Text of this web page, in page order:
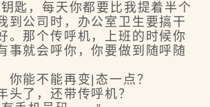
，每天你都要比我提着半个
到公司时，办公室卫生要搞干
。那个传呼机，上班的时候你
事就会呼你，你要做到随呼随
能不能再变|态一点？
了，还带传呼机？